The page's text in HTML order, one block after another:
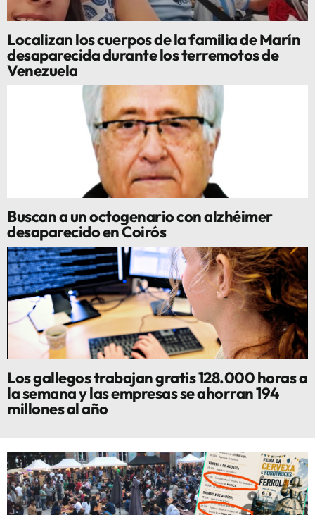
Localizan los cuerpos de la familia de Marín
desaparecida durante los terremotos de
Venezuela
Buscan a un octogenario con alzhéimer
desaparecido en Coirós
Los gallegos trabajan gratis 128.000 horas a
la semana y las empresas se ahorran 194
millones al año